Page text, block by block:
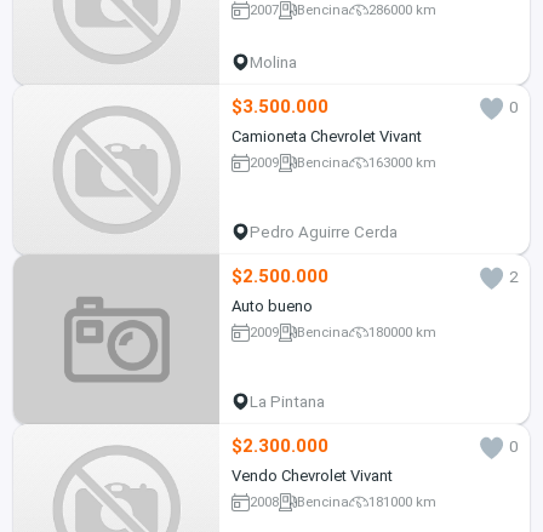
2007 Bencina 286000 km
Molina
$3.500.000
0
Camioneta Chevrolet Vivant
2009 Bencina 163000 km
Pedro Aguirre Cerda
$2.500.000
2
Auto bueno
2009 Bencina 180000 km
La Pintana
$2.300.000
0
Vendo Chevrolet Vivant
2008 Bencina 181000 km